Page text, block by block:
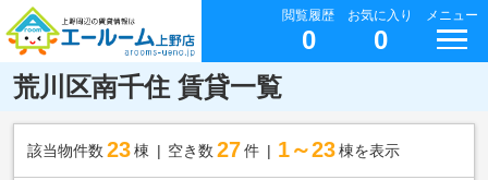
閲覧履歴
0
お気に入り
0
メニュー
荒川区南千住 賃貸一覧
該当物件数 23棟 空き数 27 件 1～23 棟を表示